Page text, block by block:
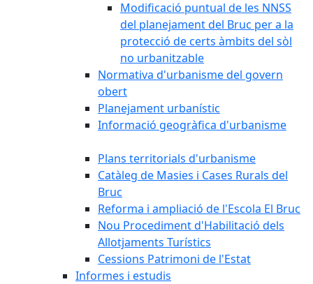
Modificació puntual de les NNSS
del planejament del Bruc per a la
protecció de certs àmbits del sòl
no urbanitzable
Normativa d'urbanisme del govern
obert
Planejament urbanístic
Informació geogràfica d'urbanisme
Plans territorials d'urbanisme
Catàleg de Masies i Cases Rurals del
Bruc
Reforma i ampliació de l'Escola El Bruc
Nou Procediment d'Habilitació dels
Allotjaments Turístics
Cessions Patrimoni de l'Estat
Informes i estudis